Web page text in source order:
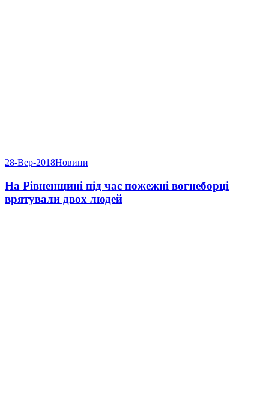
28-Вер-2018Новини
На Рівненщині під час пожежні вогнеборці
врятували двох людей